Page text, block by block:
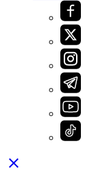
close